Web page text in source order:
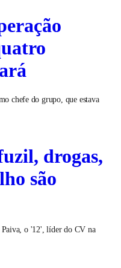
chefe do grupo, que estava
drogas,
são
Paiva, o '12', líder do CV na